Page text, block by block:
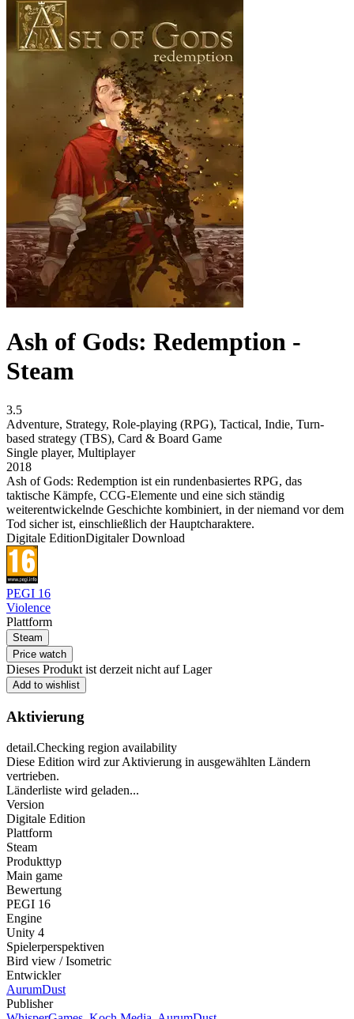
Ash of Gods: Redemption -
Steam
3.5
Adventure, Strategy, Role-playing (RPG), Tactical, Indie, Turn-
based strategy (TBS), Card & Board Game
Single player, Multiplayer
2018
Ash of Gods: Redemption ist ein rundenbasiertes RPG, das
taktische Kämpfe, CCG-Elemente und eine sich ständig
weiterentwickelnde Geschichte kombiniert, in der niemand vor dem
Tod sicher ist, einschließlich der Hauptcharaktere.
Digitale EditionDigitaler Download
PEGI 16
Violence
Plattform
Steam
Price watch
Dieses Produkt ist derzeit nicht auf Lager
Add to wishlist
Aktivierung
detail.Checking region availability
Diese Edition wird zur Aktivierung in ausgewählten Ländern
vertrieben.
Länderliste wird geladen...
Version
Digitale Edition
Plattform
Steam
Produkttyp
Main game
Bewertung
PEGI 16
Engine
Unity 4
Spielerperspektiven
Bird view / Isometric
Entwickler
AurumDust
Publisher